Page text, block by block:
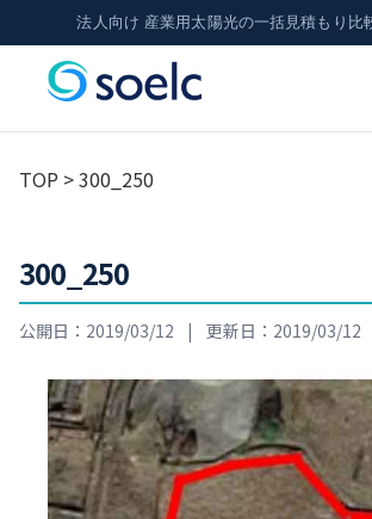
法人向け 産業用太陽光の一括見積もり比
TOP > 300_250
300_250
公開日：2019/03/12 | 更新日：2019/03/12